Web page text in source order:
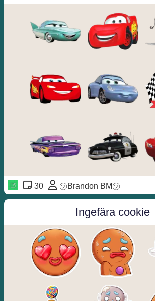
30 ㋡Brandon BM㋡
Ingefära cookie